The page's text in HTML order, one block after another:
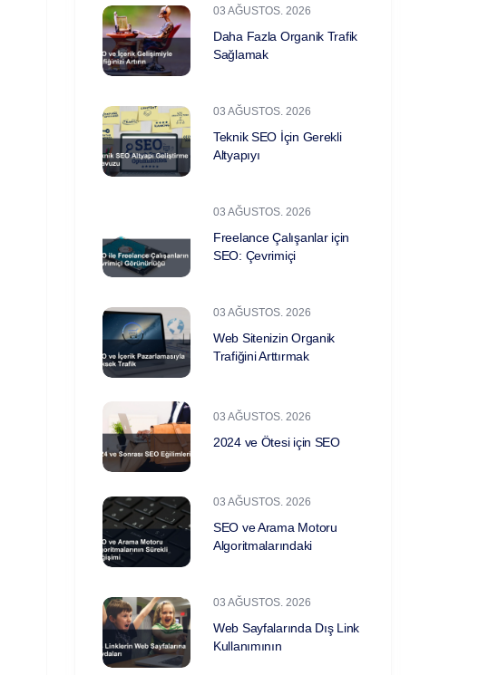
03 AĞUSTOS. 2026
Daha Fazla Organik Trafik
Sağlamak
03 AĞUSTOS. 2026
Teknik SEO İçin Gerekli
Altyapıyı
03 AĞUSTOS. 2026
Freelance Çalışanlar için
SEO: Çevrimiçi
03 AĞUSTOS. 2026
Web Sitenizin Organik
Trafiğini Arttırmak
03 AĞUSTOS. 2026
2024 ve Ötesi için SEO
03 AĞUSTOS. 2026
SEO ve Arama Motoru
Algoritmalarındaki
03 AĞUSTOS. 2026
Web Sayfalarında Dış Link
Kullanımının